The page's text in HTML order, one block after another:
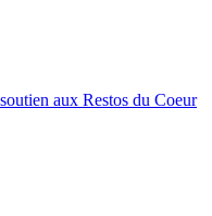
aux Restos du Coeur